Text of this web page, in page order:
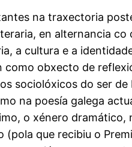
na traxectoria
en alternancia
a cultura e a
obxecto de
sociolóxicos do ser
na poesía galega
o xénero
que recibiu o